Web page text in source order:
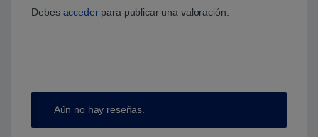
Debes accederpara publicar una valoración.
Aún no hay reseñas.